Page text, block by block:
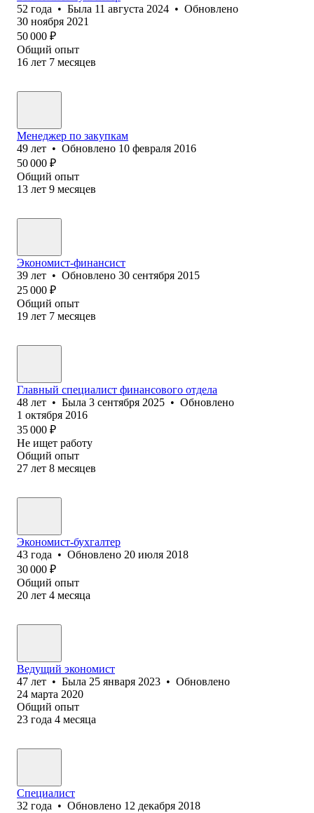
52 года • Была 11 августа 2024 • Обновлено
30 ноября 2021
50 000 ₽
Общий опыт
16 лет 7 месяцев
Менеджер по закупкам
49 лет • Обновлено 10 февраля 2016
50 000 ₽
Общий опыт
13 лет 9 месяцев
Экономист-финансист
39 лет • Обновлено 30 сентября 2015
25 000 ₽
Общий опыт
19 лет 7 месяцев
Главный специалист финансового отдела
48 лет • Была 3 сентября 2025 • Обновлено
1 октября 2016
35 000 ₽
Не ищет работу
Общий опыт
27 лет 8 месяцев
Экономист-бухгалтер
43 года • Обновлено 20 июля 2018
30 000 ₽
Общий опыт
20 лет 4 месяца
Ведущий экономист
47 лет • Была 25 января 2023 • Обновлено
24 марта 2020
Общий опыт
23 года 4 месяца
Специалист
32 года • Обновлено 12 декабря 2018